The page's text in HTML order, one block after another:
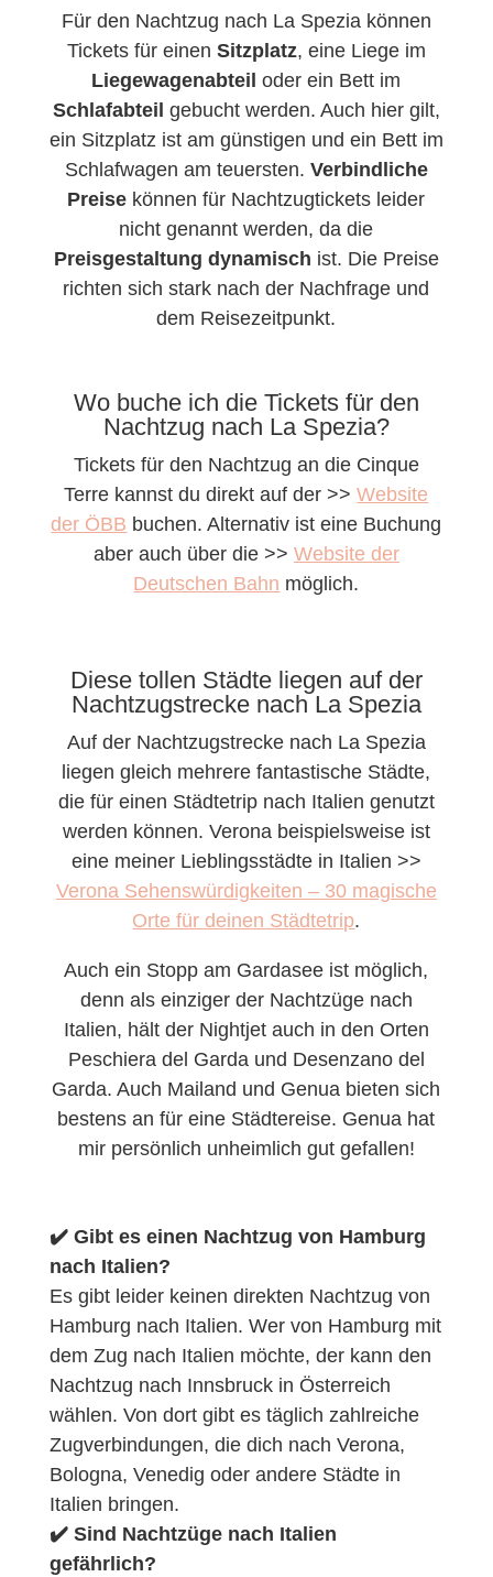
Für den Nachtzug nach La Spezia können
Tickets für einen Sitzplatz, eine Liege im
Liegewagenabteil oder ein Bett im
Schlafabteil gebucht werden. Auch hier gilt,
ein Sitzplatz ist am günstigen und ein Bett im
Schlafwagen am teuersten. Verbindliche
Preise können für Nachtzugtickets leider
nicht genannt werden, da die
Preisgestaltung dynamisch ist. Die Preise
richten sich stark nach der Nachfrage und
dem Reisezeitpunkt.
Wo buche ich die Tickets für den
Nachtzug nach La Spezia?
Tickets für den Nachtzug an die Cinque
Terre kannst du direkt auf der >>Website
der ÖBB buchen. Alternativ ist eine Buchung
aber auch über die >> Website der
Deutschen Bahn möglich.
Diese tollen Städte liegen auf der
Nachtzugstrecke nach La Spezia
Auf der Nachtzugstrecke nach La Spezia
liegen gleich mehrere fantastische Städte,
die für einen Städtetrip nach Italien genutzt
werden können. Verona beispielsweise ist
eine meiner Lieblingsstädte in Italien >>
Verona Sehenswürdigkeiten – 30 magische
Orte für deinen Städtetrip.
Auch ein Stopp am Gardasee ist möglich,
denn als einziger der Nachtzüge nach
Italien, hält der Nightjet auch in den Orten
Peschiera del Garda und Desenzano del
Garda. Auch Mailand und Genua bieten sich
bestens an für eine Städtereise. Genua hat
mir persönlich unheimlich gut gefallen!
✔️ Gibt es einen Nachtzug von Hamburg
nach Italien?
Es gibt leider keinen direkten Nachtzug von
Hamburg nach Italien. Wer von Hamburg mit
dem Zug nach Italien möchte, der kann den
Nachtzug nach Innsbruck in Österreich
wählen. Von dort gibt es täglich zahlreiche
Zugverbindungen, die dich nach Verona,
Bologna, Venedig oder andere Städte in
Italien bringen.
✔️ Sind Nachtzüge nach Italien
gefährlich?